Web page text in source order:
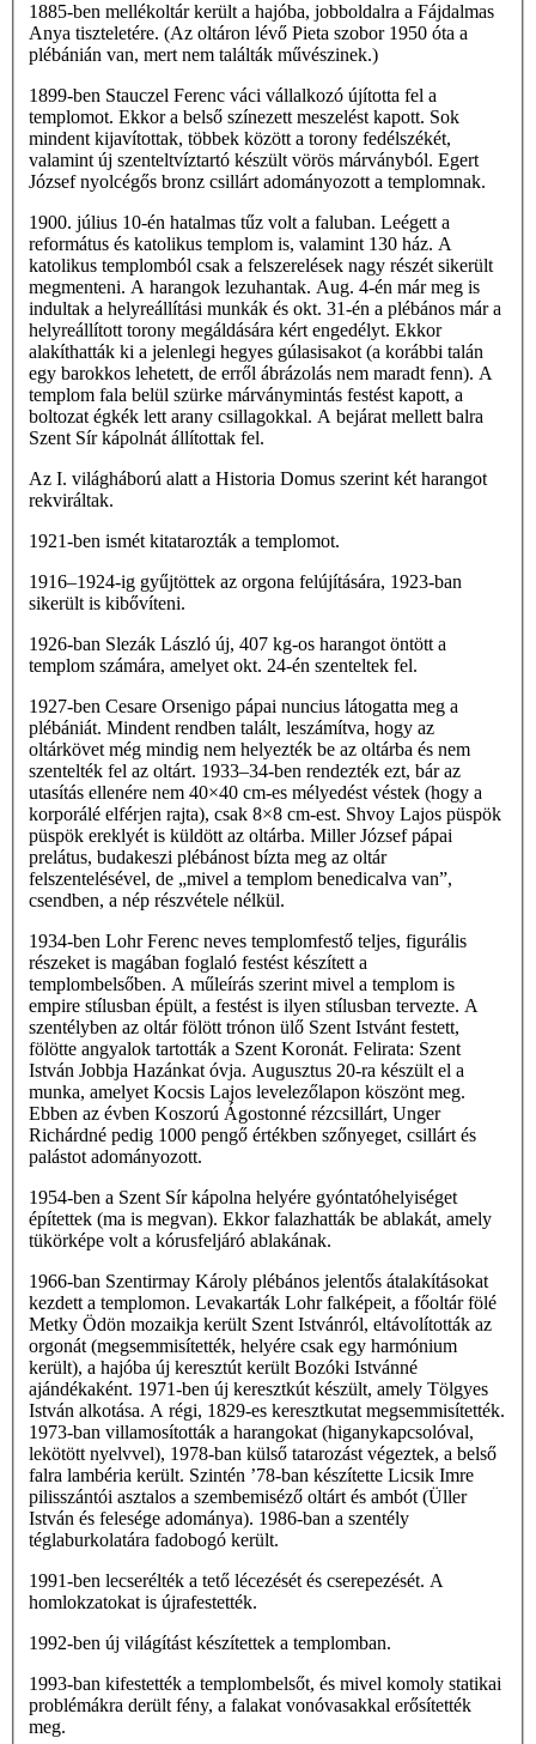
1885-ben mellékoltár került a hajóba, jobboldalra a Fájdalmas
Anya tiszteletére. (Az oltáron lévő Pieta szobor 1950 óta a
plébánián van, mert nem találták művészinek.)
1899-ben Stauczel Ferenc váci vállalkozó újította fel a
templomot. Ekkor a belső színezett meszelést kapott. Sok
mindent kijavítottak, többek között a torony fedélszékét,
valamint új szenteltvíztartó készült vörös márványból. Egert
József nyolcégős bronz csillárt adományozott a templomnak.
1900. július 10-én hatalmas tűz volt a faluban. Leégett a
református és katolikus templom is, valamint 130 ház. A
katolikus templomból csak a felszerelések nagy részét sikerült
megmenteni. A harangok lezuhantak. Aug. 4-én már meg is
indultak a helyreállítási munkák és okt. 31-én a plébános már a
helyreállított torony megáldására kért engedélyt. Ekkor
alakíthatták ki a jelenlegi hegyes gúlasisakot (a korábbi talán
egy barokkos lehetett, de erről ábrázolás nem maradt fenn). A
templom fala belül szürke márványmintás festést kapott, a
boltozat égkék lett arany csillagokkal. A bejárat mellett balra
Szent Sír kápolnát állítottak fel.
Az I. világháború alatt a Historia Domus szerint két harangot
rekviráltak.
1921-ben ismét kitatarozták a templomot.
1916–1924-ig gyűjtöttek az orgona felújítására, 1923-ban
sikerült is kibővíteni.
1926-ban Slezák László új, 407 kg-os harangot öntött a
templom számára, amelyet okt. 24-én szenteltek fel.
1927-ben Cesare Orsenigo pápai nuncius látogatta meg a
plébániát. Mindent rendben talált, leszámítva, hogy az
oltárkövet még mindig nem helyezték be az oltárba és nem
szentelték fel az oltárt. 1933–34-ben rendezték ezt, bár az
utasítás ellenére nem 40×40 cm-es mélyedést véstek (hogy a
korporálé elférjen rajta), csak 8×8 cm-est. Shvoy Lajos püspök
püspök ereklyét is küldött az oltárba. Miller József pápai
prelátus, budakeszi plébánost bízta meg az oltár
felszentelésével, de „mivel a templom benedicalva van”,
csendben, a nép részvétele nélkül.
1934-ben Lohr Ferenc neves templomfestő teljes, figurális
részeket is magában foglaló festést készített a
templombelsőben. A műleírás szerint mivel a templom is
empire stílusban épült, a festést is ilyen stílusban tervezte. A
szentélyben az oltár fölött trónon ülő Szent Istvánt festett,
fölötte angyalok tartották a Szent Koronát. Felirata: Szent
István Jobbja Hazánkat óvja. Augusztus 20-ra készült el a
munka, amelyet Kocsis Lajos levelezőlapon köszönt meg.
Ebben az évben Koszorú Ágostonné rézcsillárt, Unger
Richárdné pedig 1000 pengő értékben szőnyeget, csillárt és
palástot adományozott.
1954-ben a Szent Sír kápolna helyére gyóntatóhelyiséget
építettek (ma is megvan). Ekkor falazhatták be ablakát, amely
tükörképe volt a kórusfeljáró ablakának.
1966-ban Szentirmay Károly plébános jelentős átalakításokat
kezdett a templomon. Levakarták Lohr falképeit, a főoltár fölé
Metky Ödön mozaikja került Szent Istvánról, eltávolították az
orgonát (megsemmisítették, helyére csak egy harmónium
került), a hajóba új keresztút került Bozóki Istvánné
ajándékaként. 1971-ben új keresztkút készült, amely Tölgyes
István alkotása. A régi, 1829-es keresztkutat megsemmisítették.
1973-ban villamosították a harangokat (higanykapcsolóval,
lekötött nyelvvel), 1978-ban külső tatarozást végeztek, a belső
falra lambéria került. Szintén ’78-ban készítette Licsik Imre
pilisszántói asztalos a szembemiséző oltárt és ambót (Üller
István és felesége adománya). 1986-ban a szentély
téglaburkolatára fadobogó került.
1991-ben lecserélték a tető lécezését és cserepezését. A
homlokzatokat is újrafestették.
1992-ben új világítást készítettek a templomban.
1993-ban kifestették a templombelsőt, és mivel komoly statikai
problémákra derült fény, a falakat vonóvasakkal erősítették
meg.